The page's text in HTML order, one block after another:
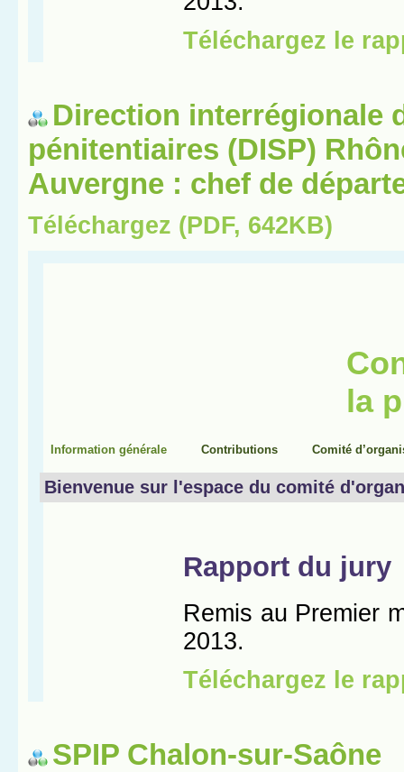
Direction interrégionale
pénitentiaires (DISP)
Auvergne : chef de
Téléchargez (PDF, 642KB)
SPIP Chalon-sur-Saône